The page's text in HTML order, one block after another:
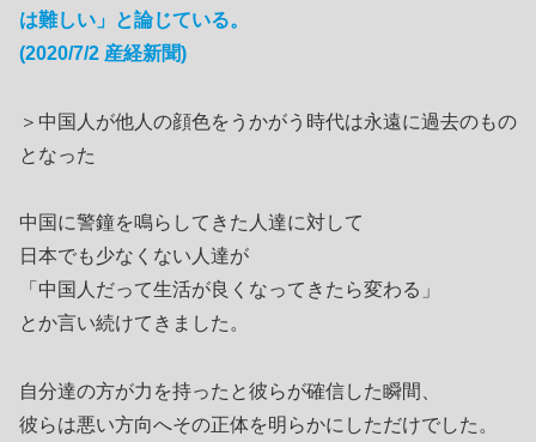
は難しい」と論じている。
(2020/7/2 産経新聞)
＞中国人が他人の顔色をうかがう時代は永遠に過去のもの
となった
中国に警鐘を鳴らしてきた人達に対して
日本でも少なくない人達が
「中国人だって生活が良くなってきたら変わる」
とか言い続けてきました。
自分達の方が力を持ったと彼らが確信した瞬間、
彼らは悪い方向へその正体を明らかにしただけでした。